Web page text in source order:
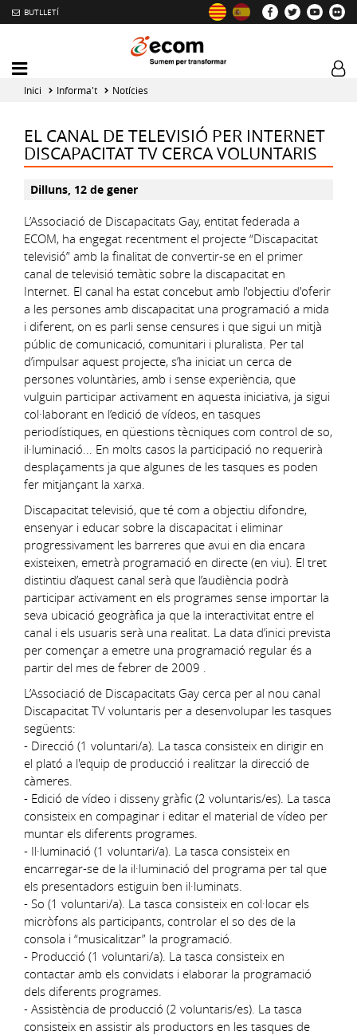
BUTLLETÍ
Mobile
menu
toggler
Inici Informa't Notícies
EL CANAL DE TELEVISIÓ PER INTERNET
DISCAPACITAT TV CERCA VOLUNTARIS
Dilluns, 12 de gener
L’Associació de Discapacitats Gay, entitat federada a
ECOM, ha engegat recentment el projecte “Discapacitat
televisió” amb la finalitat de convertir-se en el primer
canal de televisió temàtic sobre la discapacitat en
Internet. El canal ha estat concebut amb l'objectiu d'oferir
a les persones amb discapacitat una programació a mida
i diferent, on es parli sense censures i que sigui un mitjà
públic de comunicació, comunitari i pluralista. Per tal
d’impulsar aquest projecte, s’ha iniciat un cerca de
persones voluntàries, amb i sense experiència, que
vulguin participar activament en aquesta iniciativa, ja sigui
col·laborant en l’edició de vídeos, en tasques
periodístiques, en qüestions tècniques com control de so,
il·luminació... En molts casos la participació no requerirà
desplaçaments ja que algunes de les tasques es poden
fer mitjançant la xarxa.
Discapacitat televisió, que té com a objectiu difondre,
ensenyar i educar sobre la discapacitat i eliminar
progressivament les barreres que avui en dia encara
existeixen, emetrà programació en directe (en viu). El tret
distintiu d’aquest canal serà que l’audiència podrà
participar activament en els programes sense importar la
seva ubicació geogràfica ja que la interactivitat entre el
canal i els usuaris serà una realitat. La data d’inici prevista
per començar a emetre una programació regular és a
partir del mes de febrer de 2009 .
L’Associació de Discapacitats Gay cerca per al nou canal
Discapacitat TV voluntaris per a desenvolupar les tasques
següents:
- Direcció (1 voluntari/a). La tasca consisteix en dirigir en
el plató a l'equip de producció i realitzar la direcció de
càmeres.
- Edició de vídeo i disseny gràfic (2 voluntaris/es). La tasca
consisteix en compaginar i editar el material de vídeo per
muntar els diferents programes.
- Il·luminació (1 voluntari/a). La tasca consisteix en
encarregar-se de la il·luminació del programa per tal que
els presentadors estiguin ben il·luminats.
- So (1 voluntari/a). La tasca consisteix en col·locar els
micròfons als participants, controlar el so des de la
consola i “musicalitzar” la programació.
- Producció (1 voluntari/a). La tasca consisteix en
contactar amb els convidats i elaborar la programació
dels diferents programes.
- Assistència de producció (2 voluntaris/es). La tasca
consisteix en assistir als productors en les tasques de